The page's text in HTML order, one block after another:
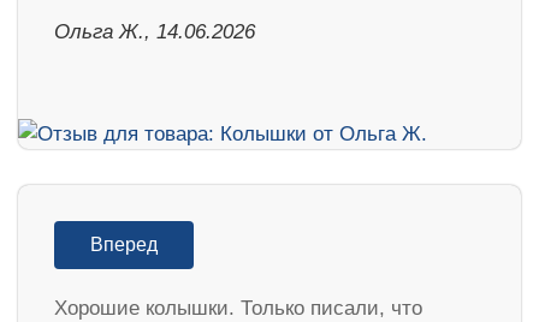
Ольга Ж., 14.06.2026
Вперед
Хорошие колышки. Только писали, что